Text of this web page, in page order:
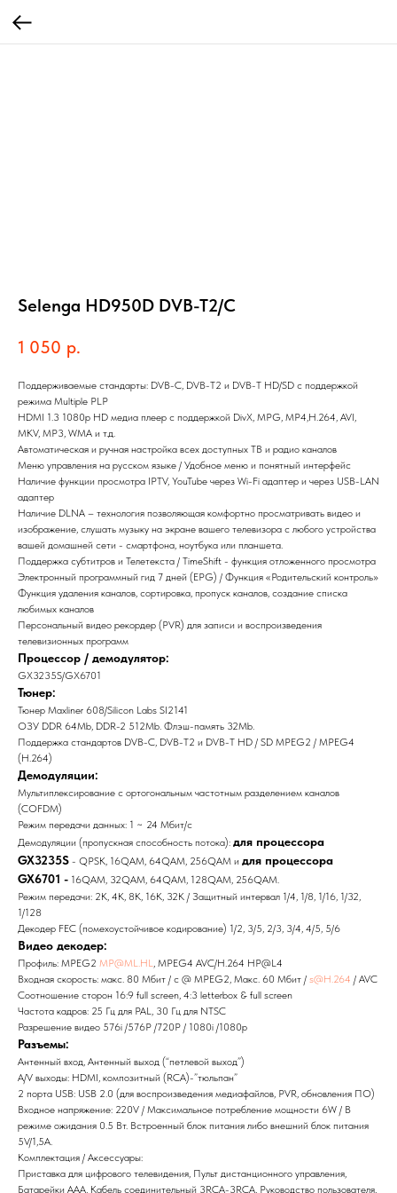
Selenga HD950D DVB-T2/C
1 050 р.
Поддерживаемые стандарты: DVB-C, DVB-T2 и DVB-T HD/SD с поддержкой
режима Multiple PLP
HDMI 1.3 1080p HD медиа плеер с поддержкой DivX, MPG, MP4,H.264, AVI,
MKV, MP3, WMA и т.д.
Автоматическая и ручная настройка всех доступных ТВ и радио каналов
Меню управления на русском языке / Удобное меню и понятный интерфейс
Наличие функции просмотра IPTV, YouTube через Wi-Fi адаптер и через USB-LAN
адаптер
Наличие DLNA – технология позволяющая комфортно просматривать видео и
изображение, слушать музыку на экране вашего телевизора с любого устройства
вашей домашней сети - смартфона, ноутбука или планшета.
Поддержка субтитров и Телетекста / TimeShift - функция отложенного просмотра
Электронный программный гид 7 дней (EPG) / Функция «Родительский контроль»
Функция удаления каналов, сортировка, пропуск каналов, создание списка
любимых каналов
Персональный видео рекордер (PVR) для записи и воспроизведения
телевизионных программ
Процессор / демодулятор:
GX3235S/GX6701
Тюнер:
Тюнер Maxliner 608/Silicon Labs SI2141
ОЗУ DDR 64Mb, DDR-2 512Mb. Флэш-память 32Mb.
Поддержка стандартов DVB-C, DVB-T2 и DVB-T HD / SD MPEG2 / MPEG4
(H.264)
Демодуляции:
Мультиплексирование с ортогональным частотным разделением каналов
(COFDM)
Режим передачи данных: 1 ~ 24 Мбит/с
Демодуляции (пропускная способность потока): для процессора
GX3235S - QPSK, 16QAM, 64QAM, 256QAM и для процессора
GX6701 - 16QAM, 32QAM, 64QAM, 128QAM, 256QAM.
Режим передачи: 2K, 4K, 8K, 16K, 32K / Защитный интервал 1/4, 1/8, 1/16, 1/32,
1/128
Декодер FEC (помехоустойчивое кодирование) 1/2, 3/5, 2/3, 3/4, 4/5, 5/6
Видео декодер:
Профиль: MPEG2 MP@ML.HL, MPEG4 AVC/H.264 HP@L4
Входная скорость: макс. 80 Мбит / с @ MPEG2, Макс. 60 Мбит / s@H.264 / AVC
Соотношение сторон 16:9 full screen, 4:3 letterbox & full screen
Частота кадров: 25 Гц для PAL, 30 Гц для NTSC
Разрешение видео 576i /576P /720P / 1080i /1080р
Разъемы:
Антенный вход, Антенный выход (“петлевой выход”)
A/V выходы: HDMI, композитный (RCA)-”тюльпан”
2 порта USB: USB 2.0 (для воспроизведения медиафайлов, PVR, обновления ПО)
Входное напряжение: 220V / Максимальное потребление мощности 6W / В
режиме ожидания 0.5 Вт. Встроенный блок питания либо внешний блок питания
5V/1,5A.
Комплектация / Аксессуары:
Приставка для цифрового телевидения, Пульт дистанционного управления,
Батарейки ААА, Кабель соединительный 3RCA-3RCA, Руководство пользователя,